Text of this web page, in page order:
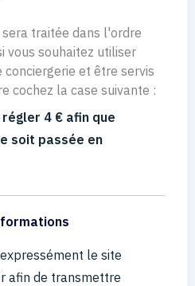
traitée dans l'ordre
vous souhaitez utiliser
conciergerie et être servis
cochez la case suivante :
4 € afin que
soit passée en
le site
afin de transmettre